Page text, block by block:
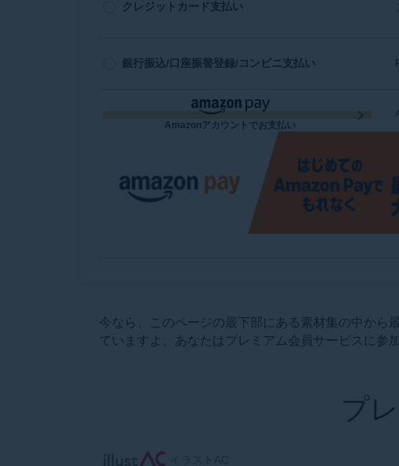
クレジットカード支払い
銀行振込/口座振替登録/コンビニ支払い
Amazonアカウントでお支払い
今なら、このページの最下部にある素材集の中から
ていますよ。あなたはプレミアム会員サービスに参
プ